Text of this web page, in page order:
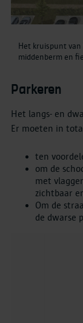
Het kruispunt
middenberm en
Parkeren
Het langs- en
Er moeten in
ten
om de
met
zichtbaar
Om de
de dwarse